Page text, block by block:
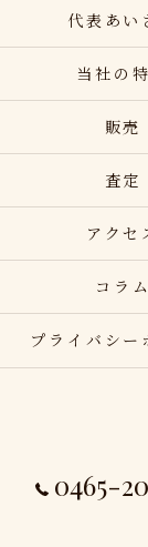
0465-
代表あい
当社の
販売
査定
アクセ
コラム
プライバシー
© 2026 神奈川県小田